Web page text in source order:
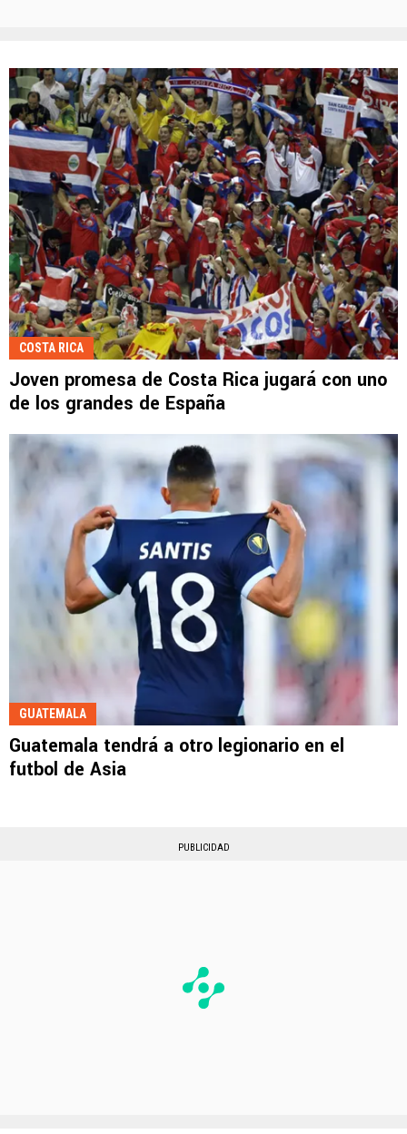
COSTA RICA
Joven promesa de Costa Rica jugará con uno
de los grandes de España
GUATEMALA
Guatemala tendrá a otro legionario en el
futbol de Asia
PUBLICIDAD